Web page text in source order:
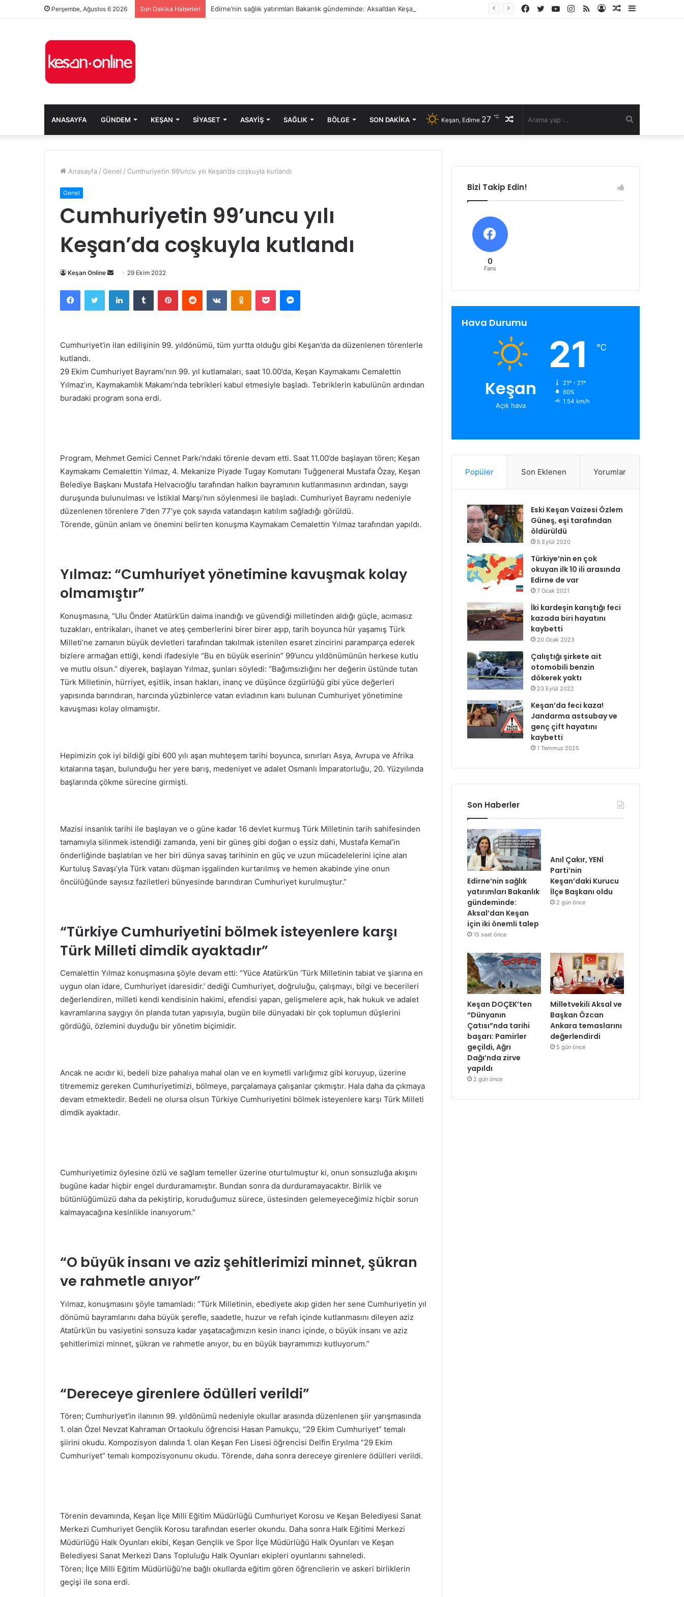
Perşembe, Ağustos 6 2026 Son Dakika Haberleri Edirne’nin sağlık yatırımları Bakanlık gündeminde: Aksal’dan Keşan için iki önemli talep
Kenar
Rastgele
Kayıt
RSS
Instagram
YouTube
Twitter
Facebook
ANASAYFA GÜNDEM KEŞAN SIYASET ASAYIŞ SAĞLIK BÖLGE SON DAKIKA Rastgele
Keşan, Edirne 27 ℃
Anasayfa / Genel / Cumhuriyetin 99’uncu yılı Keşan’da coşkuyla kutlandı
Genel
Cumhuriyetin 99’uncu yılı
Keşan’da coşkuyla kutlandı
Keşan Online
Bir
posta
göndermek
29 Ekim 2022
FacebookTwitter LinkedInTumblr PinterestReddit VKontakteOdnoklassniki
Pocket Messenger
Cumhuriyet’in ilan edilişinin 99. yıldönümü, tüm yurtta olduğu gibi Keşan’da da düzenlenen törenlerle
kutlandı.
29 Ekim Cumhuriyet Bayramı’nın 99. yıl kutlamaları, saat 10.00’da, Keşan Kaymakamı Cemalettin
Yılmaz’ın, Kaymakamlık Makamı’nda tebrikleri kabul etmesiyle başladı. Tebriklerin kabulünün ardından
buradaki program sona erdi.
Program, Mehmet Gemici Cennet Parkı’ndaki törenle devam etti. Saat 11.00’de başlayan tören; Keşan
Kaymakamı Cemalettin Yılmaz, 4. Mekanize Piyade Tugay Komutanı Tuğgeneral Mustafa Özay, Keşan
Belediye Başkanı Mustafa Helvacıoğlu tarafından halkın bayramının kutlanmasının ardından, saygı
duruşunda bulunulması ve İstiklal Marşı’nın söylenmesi ile başladı. Cumhuriyet Bayramı nedeniyle
düzenlenen törenlere 7’den 77’ye çok sayıda vatandaşın katılım sağladığı görüldü.
Törende, günün anlam ve önemini belirten konuşma Kaymakam Cemalettin Yılmaz tarafından yapıldı.
Yılmaz: “Cumhuriyet yönetimine kavuşmak kolay
olmamıştır”
Konuşmasına, “Ulu Önder Atatürk’ün daima inandığı ve güvendiği milletinden aldığı güçle, acımasız
tuzakları, entrikaları, ihanet ve ateş çemberlerini birer birer aşıp, tarih boyunca hür yaşamış Türk
Milleti’ne zamanın büyük devletleri tarafından takılmak istenilen esaret zincirini paramparça ederek
bizlere armağan ettiği, kendi ifadesiyle “Bu en büyük eserinin” 99’uncu yıldönümünün herkese kutlu
ve mutlu olsun.” diyerek, başlayan Yılmaz, şunları söyledi: “Bağımsızlığını her değerin üstünde tutan
Türk Milletinin, hürriyet, eşitlik, insan hakları, inanç ve düşünce özgürlüğü gibi yüce değerleri
yapısında barındıran, harcında yüzbinlerce vatan evladının kanı bulunan Cumhuriyet yönetimine
kavuşması kolay olmamıştır.
Hepimizin çok iyi bildiği gibi 600 yılı aşan muhteşem tarihi boyunca, sınırları Asya, Avrupa ve Afrika
kıtalarına taşan, bulunduğu her yere barış, medeniyet ve adalet Osmanlı İmparatorluğu, 20. Yüzyılında
başlarında çökme sürecine girmişti.
Mazisi insanlık tarihi ile başlayan ve o güne kadar 16 devlet kurmuş Türk Milletinin tarih sahifesinden
tamamıyla silinmek istendiği zamanda, yeni bir güneş gibi doğan o eşsiz dahi, Mustafa Kemal’in
önderliğinde başlatılan ve her biri dünya savaş tarihinin en güç ve uzun mücadelelerini içine alan
Kurtuluş Savaşı’yla Türk vatanı düşman işgalinden kurtarılmış ve hemen akabinde yine onun
öncülüğünde sayısız faziletleri bünyesinde barındıran Cumhuriyet kurulmuştur.”
“Türkiye Cumhuriyetini bölmek isteyenlere karşı
Türk Milleti dimdik ayaktadır”
Cemalettin Yılmaz konuşmasına şöyle devam etti: “Yüce Atatürk’ün ‘Türk Milletinin tabiat ve şiarına en
uygun olan idare, Cumhuriyet idaresidir.’ dediği Cumhuriyet, doğruluğu, çalışmayı, bilgi ve becerileri
değerlendiren, milleti kendi kendisinin hakimi, efendisi yapan, gelişmelere açık, hak hukuk ve adalet
kavramlarına saygıyı ön planda tutan yapısıyla, bugün bile dünyadaki bir çok toplumun düşlerini
gördüğü, özlemini duyduğu bir yönetim biçimidir.
Ancak ne acıdır ki, bedeli bize pahalıya mahal olan ve en kıymetli varlığımız gibi koruyup, üzerine
titrememiz gereken Cumhuriyetimizi, bölmeye, parçalamaya çalışanlar çıkmıştır. Hala daha da çıkmaya
devam etmektedir. Bedeli ne olursa olsun Türkiye Cumhuriyetini bölmek isteyenlere karşı Türk Milleti
dimdik ayaktadır.
Cumhuriyetimiz öylesine özlü ve sağlam temeller üzerine oturtulmuştur ki, onun sonsuzluğa akışını
bugüne kadar hiçbir engel durduramamıştır. Bundan sonra da durduramayacaktır. Birlik ve
bütünlüğümüzü daha da pekiştirip, koruduğumuz sürece, üstesinden gelemeyeceğimiz hiçbir sorun
kalmayacağına kesinlikle inanıyorum.”
“O büyük insanı ve aziz şehitlerimizi minnet, şükran
ve rahmetle anıyor”
Yılmaz, konuşmasını şöyle tamamladı: “Türk Milletinin, ebediyete akıp giden her sene Cumhuriyetin yıl
dönümü bayramlarını daha büyük şerefle, saadetle, huzur ve refah içinde kutlanmasını dileyen aziz
Atatürk’ün bu vasiyetini sonsuza kadar yaşatacağımızın kesin inancı içinde, o büyük insanı ve aziz
şehitlerimizi minnet, şükran ve rahmetle anıyor, bu en büyük bayramımızı kutluyorum.”
“Dereceye girenlere ödülleri verildi”
Tören; Cumhuriyet’in ilanının 99. yıldönümü nedeniyle okullar arasında düzenlenen şiir yarışmasında
1. olan Özel Nevzat Kahraman Ortaokulu öğrencisi Hasan Pamukçu, “29 Ekim Cumhuriyet” temalı
şiirini okudu. Kompozisyon dalında 1. olan Keşan Fen Lisesi öğrencisi Delfin Eryılma “29 Ekim
Cumhuriyet” temalı kompozisyonunu okudu. Törende, daha sonra dereceye girenlere ödülleri verildi.
Törenin devamında, Keşan İlçe Milli Eğitim Müdürlüğü Cumhuriyet Korosu ve Keşan Belediyesi Sanat
Merkezi Cumhuriyet Gençlik Korosu tarafından eserler okundu. Daha sonra Halk Eğitimi Merkezi
Müdürlüğü Halk Oyunları ekibi, Keşan Gençlik ve Spor İlçe Müdürlüğü Halk Oyunları ve Keşan
Belediyesi Sanat Merkezi Dans Topluluğu Halk Oyunları ekipleri oyunlarını sahneledi.
Tören; İlçe Milli Eğitim Müdürlüğü’ne bağlı okullarda eğitim gören öğrencilerin ve askeri birliklerin
geçişi ile sona erdi.
Bizi Takip Edin!
0
Fans
Hava Durumu
Keşan
Açık hava
21 ℃
21º - 21º
60%
1.54 km/h
Popüler Son Eklenen Yorumlar
Eski Keşan Vaizesi Özlem
Güneş, eşi tarafından
öldürüldü
5 Eylül 2020
Türkiye’nin en çok
okuyan ilk 10 ili arasında
Edirne de var
7 Ocak 2021
İki kardeşin karıştığı feci
kazada biri hayatını
kaybetti
20 Ocak 2023
Çalıştığı şirkete ait
otomobili benzin
dökerek yaktı
23 Eylül 2022
Keşan’da feci kaza!
Jandarma astsubay ve
genç çift hayatını
kaybetti
1 Temmuz 2025
Son Haberler
Edirne’nin sağlık
yatırımları Bakanlık
gündeminde:
Aksal’dan Keşan
için iki önemli talep
15 saat önce
Anıl Çakır, YENİ
Parti’nin
Keşan’daki Kurucu
İlçe Başkanı oldu
2 gün önce
Keşan DOÇEK’ten
“Dünyanın
Çatısı”nda tarihi
başarı: Pamirler
geçildi, Ağrı
Dağı’nda zirve
yapıldı
2 gün önce
Milletvekili Aksal ve
Başkan Özcan
Ankara temaslarını
değerlendirdi
5 gün önce